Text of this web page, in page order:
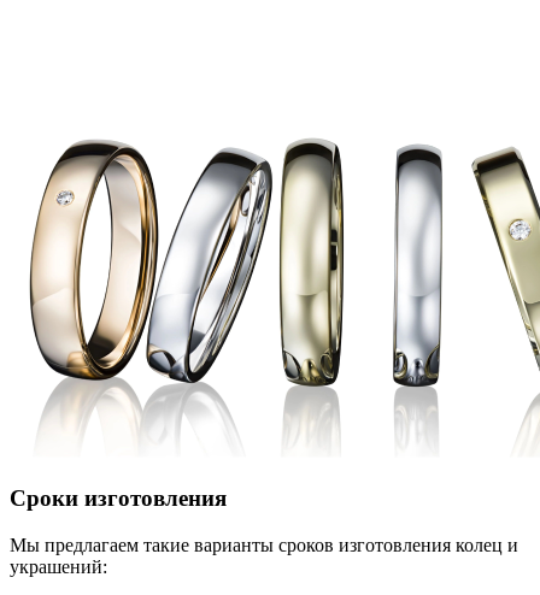
Сроки изготовления
Мы предлагаем такие варианты сроков изготовления колец и
украшений: